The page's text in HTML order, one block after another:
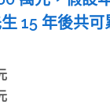
15 年後共可
元
元